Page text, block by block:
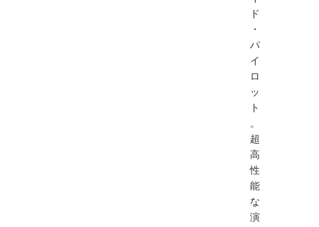
ド
・
パ
イ
ロ
ッ
ト
。
超
高
性
能
な
演